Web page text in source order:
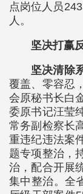
点岗位人员
人。
坚决打赢
坚决清除
覆盖、零容忍
会原秘书长白
委原书记汪莹
常务副检察长
重违纪违法案
题专项整治，
治，配合开展
集中整治。全